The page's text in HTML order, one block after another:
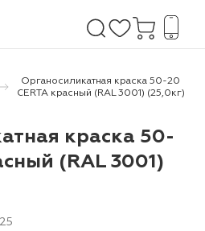
Органосиликатная краска 50-20
CERTA красный (RAL 3001) (25,0кг)
краска 50-
(RAL 3001)